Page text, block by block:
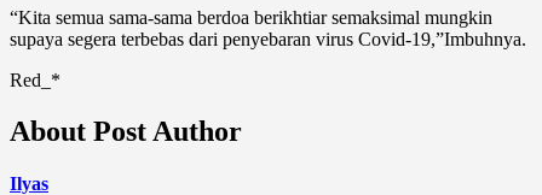
“Kita semua sama-sama berdoa berikhtiar semaksimal mungkin
supaya segera terbebas dari penyebaran virus Covid-19,”Imbuhnya.
Red_*
About Post Author
Ilyas